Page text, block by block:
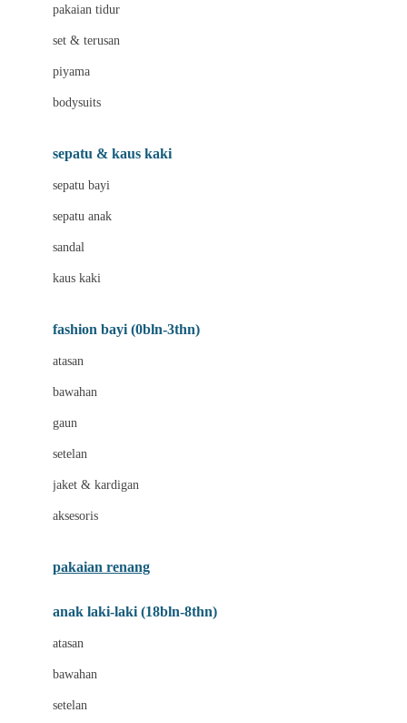
Beauty Barn
Bio Oil
Biolane
Bizzi Growin
Blooming Marvellous
Bravado
Buds Organics
Bugaboo
C
pakaian tidur
set & terusan
piyama
bodysuits
sepatu & kaus kaki
sepatu bayi
sepatu anak
sandal
kaus kaki
fashion bayi (0bln-3thn)
atasan
bawahan
gaun
setelan
jaket & kardigan
aksesoris
pakaian renang
anak laki-laki (18bln-8thn)
atasan
bawahan
setelan